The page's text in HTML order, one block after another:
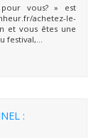
vous? » est
achetez-le-
et vous êtes une
: